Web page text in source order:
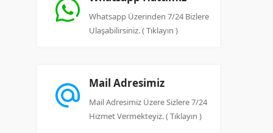
Whatsapp Üzerinden 7/24 Bizlere
Ulaşabilirsiniz. ( Tıklayın )
Mail Adresimiz
Mail Adresimiz Üzere Sizlere 7/24
Hizmet Vermekteyiz. ( Tıklayın )